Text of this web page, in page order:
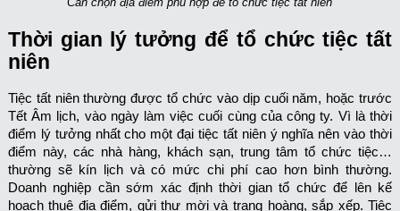
Thời gian lý tưởng để tổ chức tiệc tất
niên
Tiệc tất niên thường được tổ chức vào dịp cuối năm, hoặc trước
Tết Âm lịch, vào ngày làm việc cuối cùng của công ty. Vì là thời
điểm lý tưởng nhất cho một đại tiệc tất niên ý nghĩa nên vào thời
điểm này, các nhà hàng, khách sạn, trung tâm tổ chức tiệc…
thường sẽ kín lịch và có mức chi phí cao hơn bình thường.
Doanh nghiệp cần sớm xác định thời gian tổ chức để lên kế
hoạch thuê địa điểm, gửi thư mời và trang hoàng, sắp xếp. Tiệc